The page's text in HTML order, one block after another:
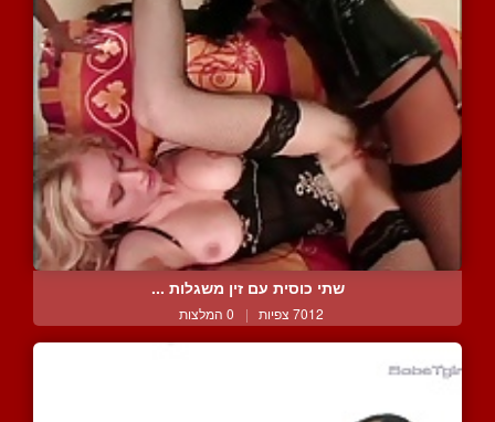
שתי כוסית עם זין משגלות ...
7012 צפיות | 0 המלצות